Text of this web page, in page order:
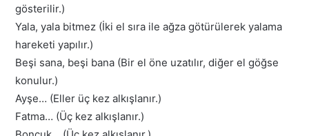
gösterilir.)
Yala, yala bitmez (İki el sıra ile ağza götürülerek yalama
hareketi yapılır.)
Beşi sana, beşi bana (Bir el öne uzatılır, diğer el göğse
konulur.)
Ayşe… (Eller üç kez alkışlanır.)
Fatma… (Üç kez alkışlanır.)